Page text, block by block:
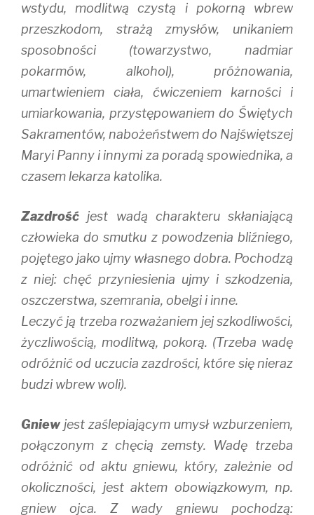
wstydu, modlitwą czystą i pokorną wbrew
przeszkodom, strażą zmysłów, unikaniem
sposobności (towarzystwo, nadmiar
pokarmów, alkohol), próżnowania,
umartwieniem ciała, ćwiczeniem karności i
umiarkowania, przystępowaniem do Świętych
Sakramentów, nabożeństwem do Najświętszej
Maryi Panny i innymi za poradą spowiednika, a
czasem lekarza katolika.
Zazdrość jest wadą charakteru skłaniającą
człowieka do smutku z powodzenia bliźniego,
pojętego jako ujmy własnego dobra. Pochodzą
z niej: chęć przyniesienia ujmy i szkodzenia,
oszczerstwa, szemrania, obelgi i inne.
Leczyć ją trzeba rozważaniem jej szkodliwości,
życzliwością, modlitwą, pokorą. (Trzeba wadę
odróżnić od uczucia zazdrości, które się nieraz
budzi wbrew woli).
Gniew jest zaślepiającym umysł wzburzeniem,
połączonym z chęcią zemsty. Wadę trzeba
odróżnić od aktu gniewu, który, zależnie od
okoliczności, jest aktem obowiązkowym, np.
gniew ojca. Z wady gniewu pochodzą: